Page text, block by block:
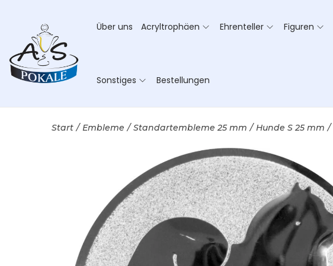
Über uns Acryltrophäen Ehrenteller Figuren
Sonstiges Bestellungen
Start / Embleme / Standartembleme 25 mm / Hunde S 25 mm /